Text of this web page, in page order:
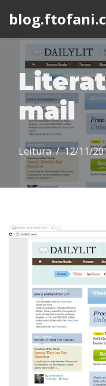
content
mail
Leitura 12/11/